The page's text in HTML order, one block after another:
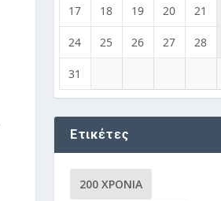
17 18 19 20 21
24 25 26 27 28
31
Ετικέτες
200 ΧΡΌΝΙΑ